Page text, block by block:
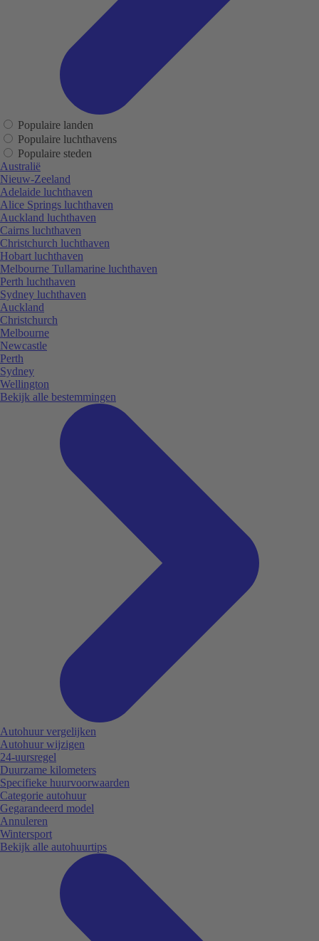
Populaire landen
Populaire luchthavens
Populaire steden
Australië
Nieuw-Zeeland
Adelaide luchthaven
Alice Springs luchthaven
Auckland luchthaven
Cairns luchthaven
Christchurch luchthaven
Hobart luchthaven
Melbourne Tullamarine luchthaven
Perth luchthaven
Sydney luchthaven
Auckland
Christchurch
Melbourne
Newcastle
Perth
Sydney
Wellington
Bekijk alle bestemmingen
Autohuur vergelijken
Autohuur wijzigen
24-uursregel
Duurzame kilometers
Specifieke huurvoorwaarden
Categorie autohuur
Gegarandeerd model
Annuleren
Wintersport
Bekijk alle autohuurtips